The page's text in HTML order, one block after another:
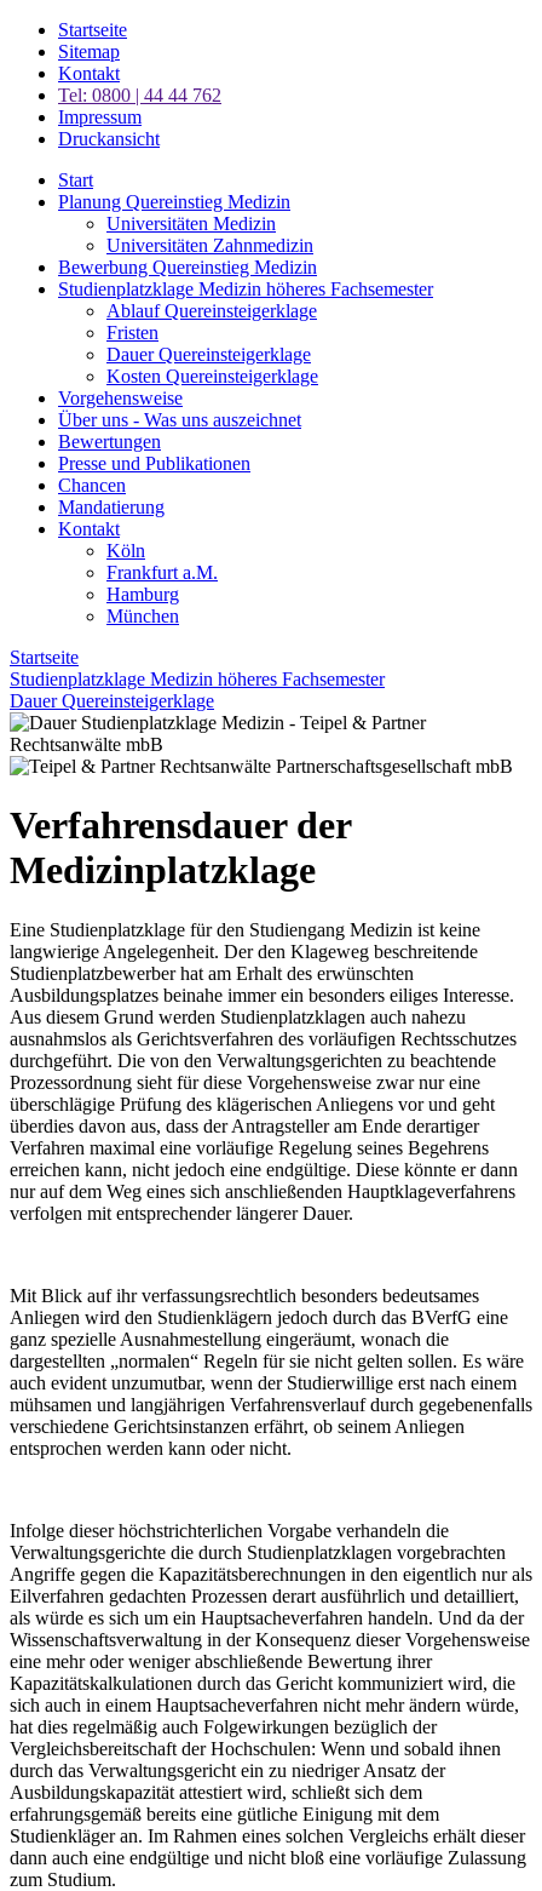
Startseite
Sitemap
Kontakt
Tel: 0800 | 44 44 762
Impressum
Druckansicht
Start
Planung Quereinstieg Medizin
Universitäten Medizin
Universitäten Zahnmedizin
Bewerbung Quereinstieg Medizin
Studienplatzklage Medizin höheres Fachsemester
Ablauf Quereinsteigerklage
Fristen
Dauer Quereinsteigerklage
Kosten Quereinsteigerklage
Vorgehensweise
Über uns - Was uns auszeichnet
Bewertungen
Presse und Publikationen
Chancen
Mandatierung
Kontakt
Köln
Frankfurt a.M.
Hamburg
München
Startseite
Studienplatzklage Medizin höheres Fachsemester
Dauer Quereinsteigerklage
Verfahrensdauer der
Medizinplatzklage
Eine Studienplatzklage für den Studiengang Medizin ist keine
langwierige Angelegenheit. Der den Klageweg beschreitende
Studienplatzbewerber hat am Erhalt des erwünschten
Ausbildungsplatzes beinahe immer ein besonders eiliges Interesse.
Aus diesem Grund werden Studienplatzklagen auch nahezu
ausnahmslos als Gerichtsverfahren des vorläufigen Rechtsschutzes
durchgeführt. Die von den Verwaltungsgerichten zu beachtende
Prozessordnung sieht für diese Vorgehensweise zwar nur eine
überschlägige Prüfung des klägerischen Anliegens vor und geht
überdies davon aus, dass der Antragsteller am Ende derartiger
Verfahren maximal eine vorläufige Regelung seines Begehrens
erreichen kann, nicht jedoch eine endgültige. Diese könnte er dann
nur auf dem Weg eines sich anschließenden Hauptklageverfahrens
verfolgen mit entsprechender längerer Dauer.
Mit Blick auf ihr verfassungsrechtlich besonders bedeutsames
Anliegen wird den Studienklägern jedoch durch das BVerfG eine
ganz spezielle Ausnahmestellung eingeräumt, wonach die
dargestellten „normalen“ Regeln für sie nicht gelten sollen. Es wäre
auch evident unzumutbar, wenn der Studierwillige erst nach einem
mühsamen und langjährigen Verfahrensverlauf durch gegebenenfalls
verschiedene Gerichtsinstanzen erfährt, ob seinem Anliegen
entsprochen werden kann oder nicht.
Infolge dieser höchstrichterlichen Vorgabe verhandeln die
Verwaltungsgerichte die durch Studienplatzklagen vorgebrachten
Angriffe gegen die Kapazitätsberechnungen in den eigentlich nur als
Eilverfahren gedachten Prozessen derart ausführlich und detailliert,
als würde es sich um ein Hauptsacheverfahren handeln. Und da der
Wissenschaftsverwaltung in der Konsequenz dieser Vorgehensweise
eine mehr oder weniger abschließende Bewertung ihrer
Kapazitätskalkulationen durch das Gericht kommuniziert wird, die
sich auch in einem Hauptsacheverfahren nicht mehr ändern würde,
hat dies regelmäßig auch Folgewirkungen bezüglich der
Vergleichsbereitschaft der Hochschulen: Wenn und sobald ihnen
durch das Verwaltungsgericht ein zu niedriger Ansatz der
Ausbildungskapazität attestiert wird, schließt sich dem
erfahrungsgemäß bereits eine gütliche Einigung mit dem
Studienkläger an. Im Rahmen eines solchen Vergleichs erhält dieser
dann auch eine endgültige und nicht bloß eine vorläufige Zulassung
zum Studium.